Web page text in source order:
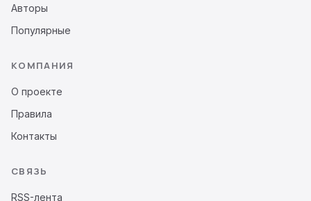
Авторы
Популярные
КОМПАНИЯ
О проекте
Правила
Контакты
СВЯЗЬ
RSS-лента